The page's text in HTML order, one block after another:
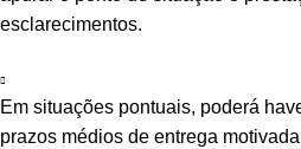
esclarecimentos.
Em situações pontuais, poderá
prazos médios de entrega